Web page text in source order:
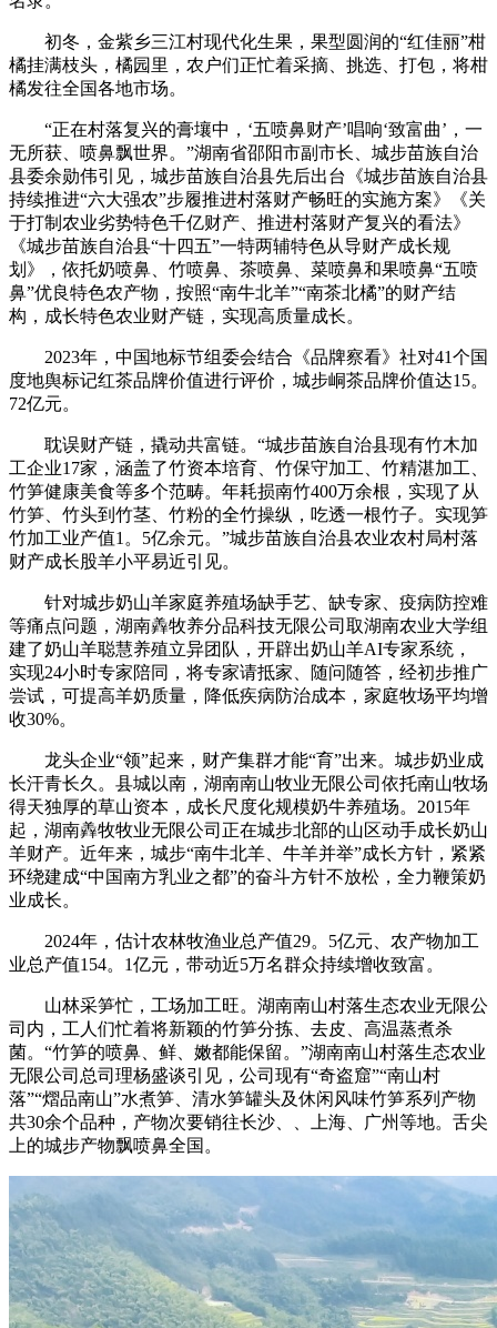
初冬，金紫乡三江村现代化生果，果型圆润的“红佳丽”柑
橘挂满枝头，橘园里，农户们正忙着采摘、挑选、打包，将柑
橘发往全国各地市场。
“正在村落复兴的膏壤中，‘五喷鼻财产’唱响‘致富曲’，一
无所获、喷鼻飘世界。”湖南省邵阳市副市长、城步苗族自治
县委余勋伟引见，城步苗族自治县先后出台《城步苗族自治县
持续推进“六大强农”步履推进村落财产畅旺的实施方案》《关
于打制农业劣势特色千亿财产、推进村落财产复兴的看法》
《城步苗族自治县“十四五”一特两辅特色从导财产成长规
划》，依托奶喷鼻、竹喷鼻、茶喷鼻、菜喷鼻和果喷鼻“五喷
鼻”优良特色农产物，按照“南牛北羊”“南茶北橘”的财产结
构，成长特色农业财产链，实现高质量成长。
2023年，中国地标节组委会结合《品牌察看》社对41个国
度地舆标记红茶品牌价值进行评价，城步峒茶品牌价值达15。
72亿元。
耽误财产链，撬动共富链。“城步苗族自治县现有竹木加
工企业17家，涵盖了竹资本培育、竹保守加工、竹精湛加工、
竹笋健康美食等多个范畴。年耗损南竹400万余根，实现了从
竹笋、竹头到竹茎、竹粉的全竹操纵，吃透一根竹子。实现笋
竹加工业产值1。5亿余元。”城步苗族自治县农业农村局村落
财产成长股羊小平易近引见。
针对城步奶山羊家庭养殖场缺手艺、缺专家、疫病防控难
等痛点问题，湖南羴牧养分品科技无限公司取湖南农业大学组
建了奶山羊聪慧养殖立异团队，开辟出奶山羊AI专家系统，
实现24小时专家陪同，将专家请抵家、随问随答，经初步推广
尝试，可提高羊奶质量，降低疾病防治成本，家庭牧场平均增
收30%。
龙头企业“领”起来，财产集群才能“育”出来。城步奶业成
长汗青长久。县城以南，湖南南山牧业无限公司依托南山牧场
得天独厚的草山资本，成长尺度化规模奶牛养殖场。2015年
起，湖南羴牧牧业无限公司正在城步北部的山区动手成长奶山
羊财产。近年来，城步“南牛北羊、牛羊并举”成长方针，紧紧
环绕建成“中国南方乳业之都”的奋斗方针不放松，全力鞭策奶
业成长。
2024年，估计农林牧渔业总产值29。5亿元、农产物加工
业总产值154。1亿元，带动近5万名群众持续增收致富。
山林采笋忙，工场加工旺。湖南南山村落生态农业无限公
司内，工人们忙着将新颖的竹笋分拣、去皮、高温蒸煮杀
菌。“竹笋的喷鼻、鲜、嫩都能保留。”湖南南山村落生态农业
无限公司总司理杨盛谈引见，公司现有“奇盗窟”“南山村
落”“熠品南山”水煮笋、清水笋罐头及休闲风味竹笋系列产物
共30余个品种，产物次要销往长沙、、上海、广州等地。舌尖
上的城步产物飘喷鼻全国。